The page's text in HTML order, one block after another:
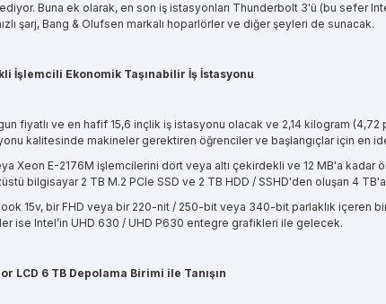
Buna ek olarak, en son iş istasyonları Thunderbolt 3'ü (bu sefer
şarj, Bang & Olufsen markalı hoparlörler ve diğer şeyleri de sunacak.
İşlemcili Ekonomik Taşınabilir İş İstasyonu
fiyatlı ve en hafif 15,6 inçlik iş istasyonu olacak ve 2,14 kilogram
kalitesinde makineler gerektiren öğrenciler ve başlangıçlar için en
Xeon E-2176M işlemcilerini dört veya altı çekirdekli ve 12 MB'a
bilgisayar 2 TB M.2 PCIe SSD ve 2 TB HDD / SSHD'den oluşan 4
15v, bir FHD veya bir 220-nit / 250-bit veya 340-bit parlaklık içeren
ise Intel’in UHD 630 / UHD P630 entegre grafikleri ile gelecek.
LCD 6 TB Depolama Birimi ile Tanışın